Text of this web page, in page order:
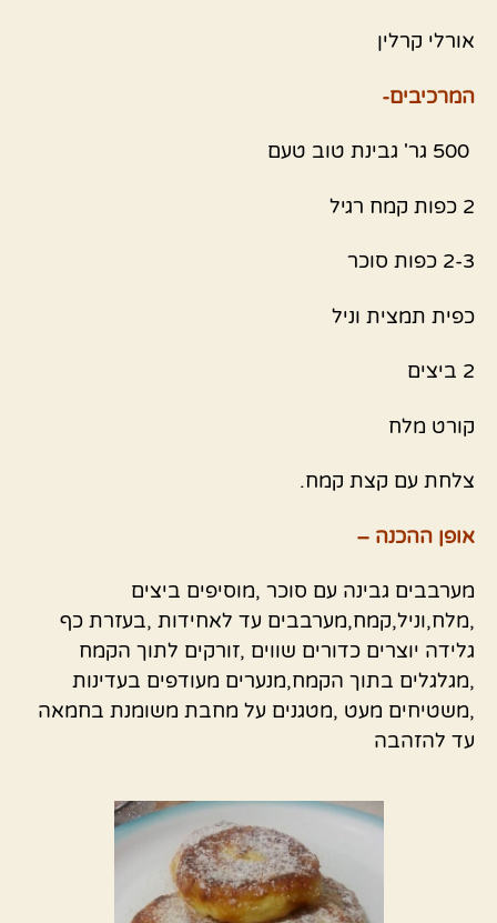
אורלי קרלין
המרכיבים-
2 כפות קמח רגיל
2-3 כפות סוכר
כפית תמצית וניל
2 ביצים
קורט מלח
צלחת עם קצת קמח.
אופן ההכנה –
מערבבים גבינה עם סוכר ,מוסיפים ביצים
,מלח,וניל,קמח,מערבבים עד לאחידות ,בעזרת כף
גלידה יוצרים כדורים שווים ,זורקים לתוך הקמח
,מגלגלים בתוך הקמח,מנערים מעודפים בעדינות
,משטיחים מעט ,מטגנים על מחבת משומנת בחמאה
עד להזהבה